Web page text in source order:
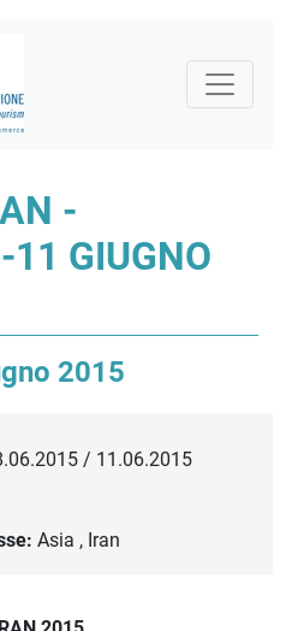
-
11 GIUGNO
2015
/ 11.06.2015
Asia , Iran